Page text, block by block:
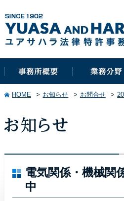
HOME お知らせ お問合せ
電気関係・機械関
中